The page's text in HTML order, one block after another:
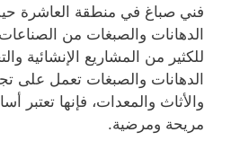
فني صباغ في منطقة العاشرة
الدهانات والصبغات من
للكثير من المشاريع الإنشائية
الدهانات والصبغات تعمل على
والأثاث والمعدات، فإنها تعتبر
مريحة ومرضية.